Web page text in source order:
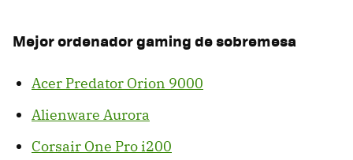
Mejor ordenador gaming de sobremesa
Acer Predator Orion 9000
Alienware Aurora
Corsair One Pro i200